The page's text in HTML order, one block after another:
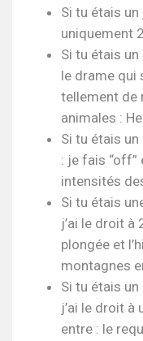
Si tu étais un
uniquement
Si tu étais un
le drame qui
tellement de
animales :
Si tu étais
: je fais “off”
intensités
Si tu étais
j’ai le droit à
plongée et
montagnes
Si tu étais un
j’ai le droit à
entre : le